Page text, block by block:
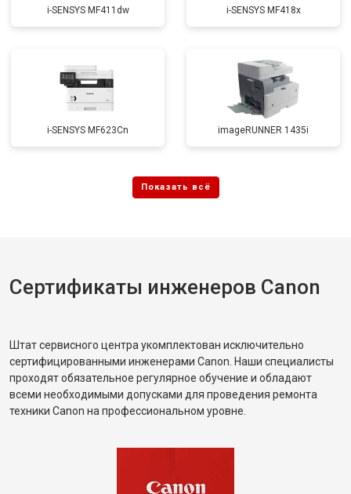
i-SENSYS MF411dw i-SENSYS MF418x
i-SENSYS MF623Cn imageRUNNER 1435i
Сертификаты инженеров Canon
Штат сервисного центра укомплектован исключительно
сертифицированными инженерами Canon. Наши специалисты
проходят обязательное регулярное обучение и обладают
всеми необходимыми допусками для проведения ремонта
техники Canon на профессиональном уровне.